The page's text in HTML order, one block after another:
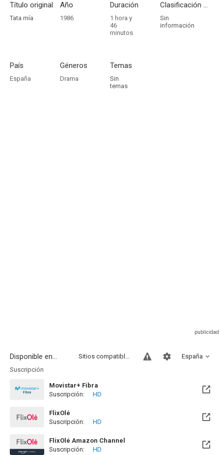
Título original
Tata mía
Año
1986
Duración
1 hora y
46
minutos
Clasificación por edades
Sin
información
País
España
Géneros
Drama
Temas
Sin
temas
Disponible en... España
Sitios compatibles
Suscripción
Movistar+ Fibra
Disponible hasta el Vie, 01 Ene 2100 (Quedan 73 años)
Suscripción: HD
FlixOlé
Suscripción:
HD
FlixOlé Amazon Channel
Suscripción:
HD